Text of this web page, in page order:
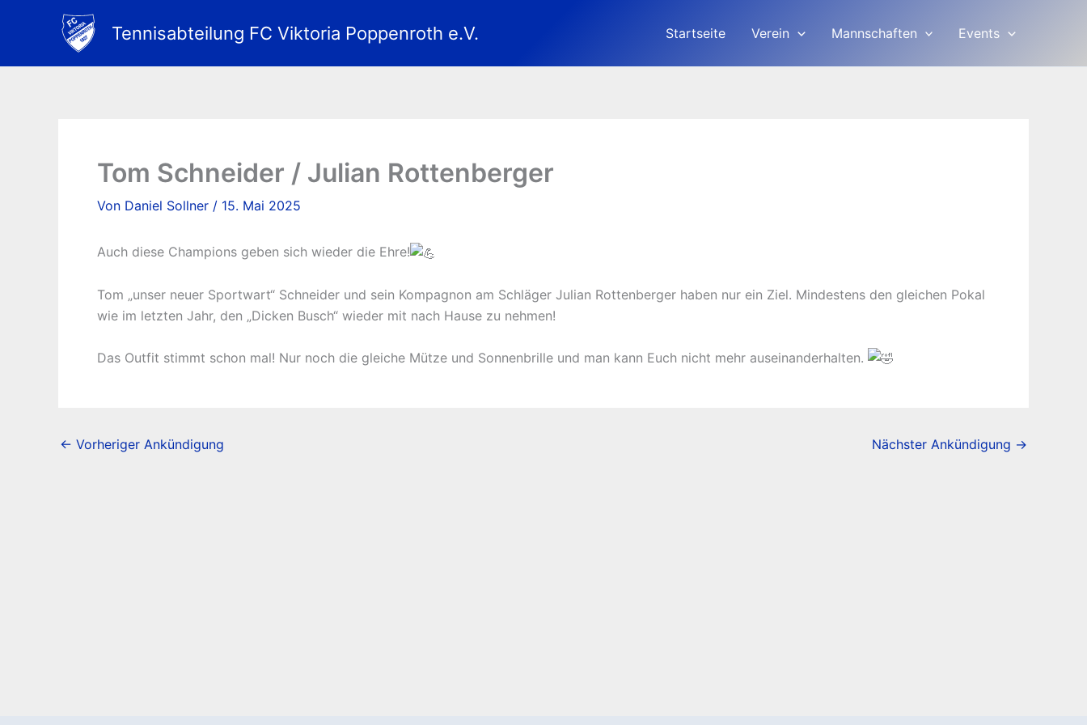
Tennisabteilung FC Viktoria Poppenroth e.V. Startseite Verein Mannschaften Events
Tom Schneider / Julian Rottenberger
Von Daniel Sollner / 15. Mai 2025
Auch diese Champions geben sich wieder die Ehre!
Tom „unser neuer Sportwart“ Schneider und sein Kompagnon am Schläger Julian Rottenberger haben nur ein Ziel. Mindestens den gleichen Pokal
wie im letzten Jahr, den „Dicken Busch“ wieder mit nach Hause zu nehmen!
Das Outfit stimmt schon mal! Nur noch die gleiche Mütze und Sonnenbrille und man kann Euch nicht mehr auseinanderhalten.
← Vorheriger Ankündigung Nächster Ankündigung →